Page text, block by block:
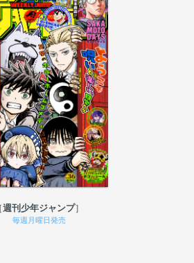
週刊少年ジャンプ
毎週月曜日発売